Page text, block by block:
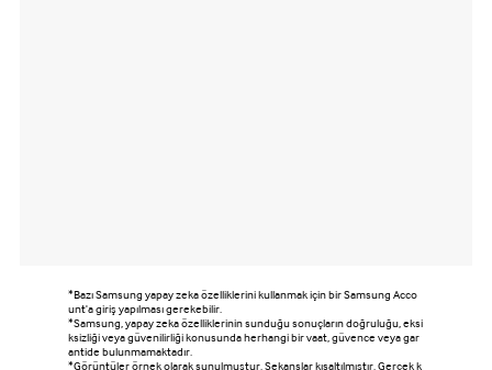
*Bazı Samsung yapay zeka özelliklerini kullanmak için bir Samsung Acco
unt'a giriş yapılması gerekebilir.
*Samsung, yapay zeka özelliklerinin sunduğu sonuçların doğruluğu, eksi
ksizliği veya güvenilirliği konusunda herhangi bir vaat, güvence veya gar
antide bulunmamaktadır.
*Görüntüler örnek olarak sunulmuştur. Sekanslar kısaltılmıştır. Gerçek k